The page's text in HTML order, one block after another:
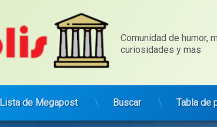
Comunidad de humor,
curiosidades y mas
Lista de Megapost Buscar Tabla de